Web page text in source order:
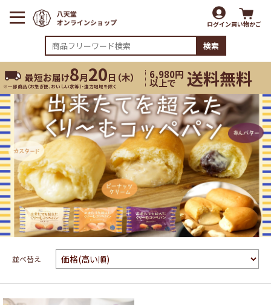
ログイン買い物かご
検索
最短お届け8月20日（木）
※一部商品（お急ぎ便、おいしい水等）・遠方地域を除く
6,980円
以上で 送料無料
並べ替え